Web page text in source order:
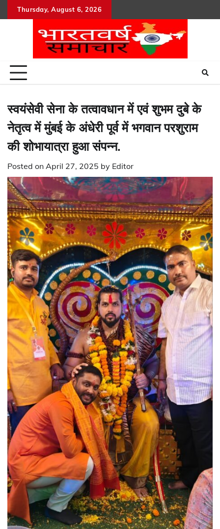
to
Thursday, August 6, 2026
स्वयंसेवी सेना के तत्वावधान में एवं शुभम दुबे के
नेतृत्व में मुंबई के अंधेरी पूर्व में भगवान परशुराम
की शोभायात्रा हुआ संपन्न.
Posted on April 27, 2025 by Editor